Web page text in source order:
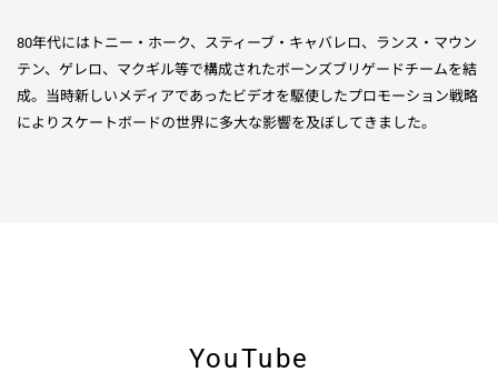
80年代にはトニー・ホーク、スティーブ・キャバレロ、ランス・マウン
テン、ゲレロ、マクギル等で構成されたボーンズブリゲードチームを結
成。当時新しいメディアであったビデオを駆使したプロモーション戦略
によりスケートボードの世界に多大な影響を及ぼしてきました。
YouTube